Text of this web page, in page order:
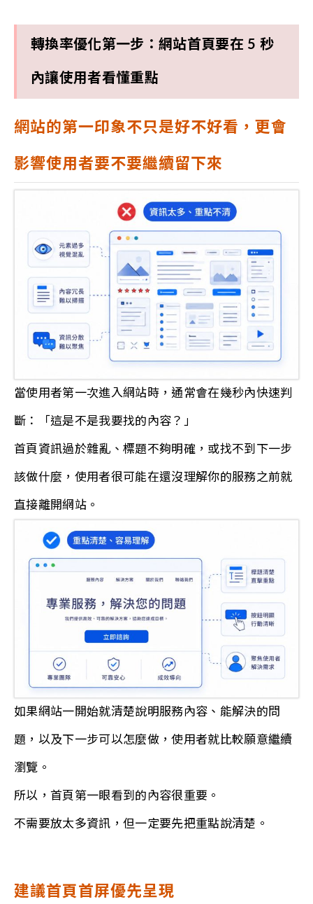
轉換率優化第一步：網站首頁要在 5 秒
內讓使用者看懂重點
網站的第一印象不只是好不好看，更會
影響使用者要不要繼續留下來
當使用者第一次進入網站時，通常會在幾秒內快速判
斷：「這是不是我要找的內容？」
首頁資訊過於雜亂、標題不夠明確，或找不到下一步
該做什麼，使用者很可能在還沒理解你的服務之前就
直接離開網站。
如果網站一開始就清楚說明服務內容、能解決的問
題，以及下一步可以怎麼做，使用者就比較願意繼續
瀏覽。
所以，首頁第一眼看到的內容很重要。
不需要放太多資訊，但一定要先把重點說清楚。
建議首頁首屏優先呈現